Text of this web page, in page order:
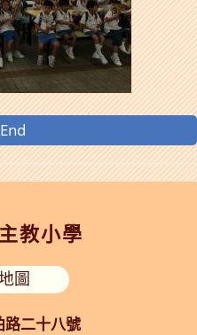
教小學
路二十八號
圖